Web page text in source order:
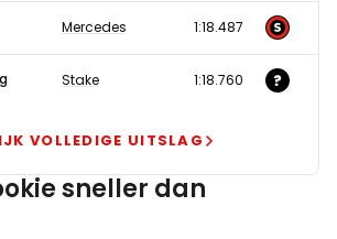
Mercedes 1:18.487
Stake 1:18.760
VOLLEDIGE UITSLAG
sneller dan